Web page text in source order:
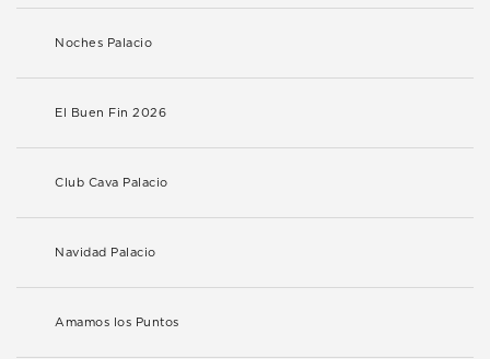
Noches Palacio
El Buen Fin 2026
Club Cava Palacio
Navidad Palacio
Amamos los Puntos